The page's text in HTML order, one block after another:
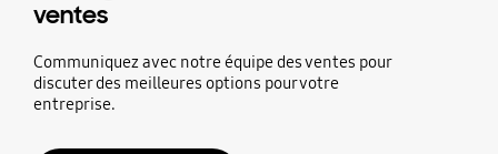
ventes
Communiquez avec notre équipe des ventes pour
discuter des meilleures options pour votre
entreprise.